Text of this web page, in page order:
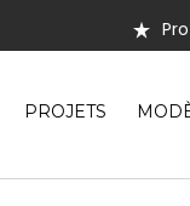
Découvrez
PROJETS